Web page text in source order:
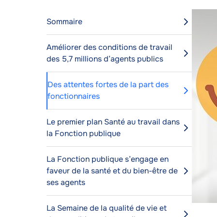
Sommaire
Améliorer des conditions de travail
des 5,7 millions d’agents publics
Des attentes fortes de la part des
fonctionnaires
Le premier plan Santé au travail dans
la Fonction publique
La Fonction publique s’engage en
faveur de la santé et du bien-être de
ses agents
La Semaine de la qualité de vie et
l'article